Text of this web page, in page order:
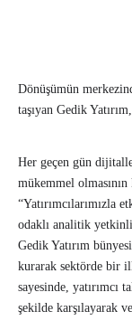
Dönüşümün
taşıyan Gedik
Her geçen gün
mükemmel
“Yatırımcılarımızla
odaklı analitik
Gedik Yatırım
kurarak sektörde bir
sayesinde, yatırımcı
şekilde karşılayarak